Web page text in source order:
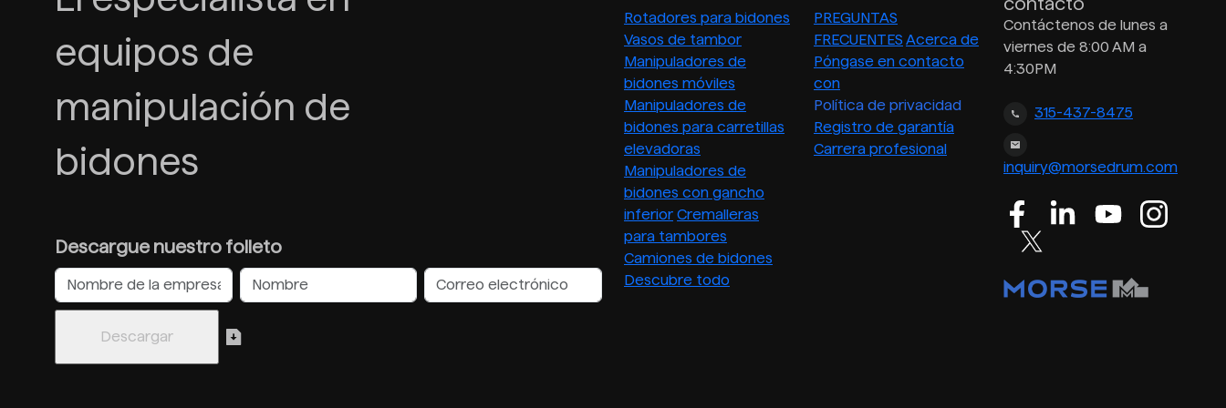
equipos de
manipulación de
bidones
Descargue nuestro folleto
Rotadores para bidones
Vasos de tambor
Manipuladores de
bidones móviles
Manipuladores de
bidones para carretillas
elevadoras
Manipuladores de
bidones con gancho
inferior Cremalleras
para tambores
Camiones de bidones
Descubre todo
PREGUNTAS
FRECUENTES Acerca de
Póngase en contacto
con
Política de privacidad
Registro de garantía
Carrera profesional
Contáctenos de lunes a
viernes de 8:00 AM a
4:30PM
315-437-8475
inquiry@morsedrum.com